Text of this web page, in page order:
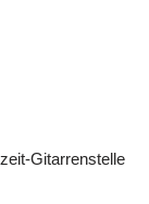
Gitarrenstelle